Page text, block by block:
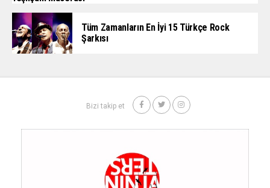
Tüm Zamanların En İyi 15 Türkçe Rock
Şarkısı
Bizi takip et